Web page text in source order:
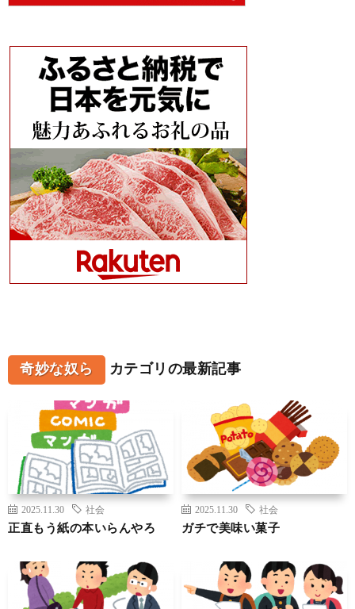
奇妙な奴ら カテゴリの最新記事
2025.11.30 社会
正直もう紙の本いらんやろ
2025.11.30 社会
ガチで美味い菓子